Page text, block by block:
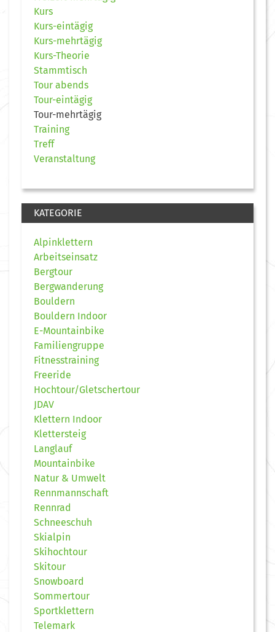
Kurs
Kurs-eintägig
Kurs-mehrtägig
Kurs-Theorie
Stammtisch
Tour abends
Tour-eintägig
Tour-mehrtägig
Training
Treff
Veranstaltung
KATEGORIE
Alpinklettern
Arbeitseinsatz
Bergtour
Bergwanderung
Bouldern
Bouldern Indoor
E-Mountainbike
Familiengruppe
Fitnesstraining
Freeride
Hochtour/Gletschertour
JDAV
Klettern Indoor
Klettersteig
Langlauf
Mountainbike
Natur & Umwelt
Rennmannschaft
Rennrad
Schneeschuh
Skialpin
Skihochtour
Skitour
Snowboard
Sommertour
Sportklettern
Telemark